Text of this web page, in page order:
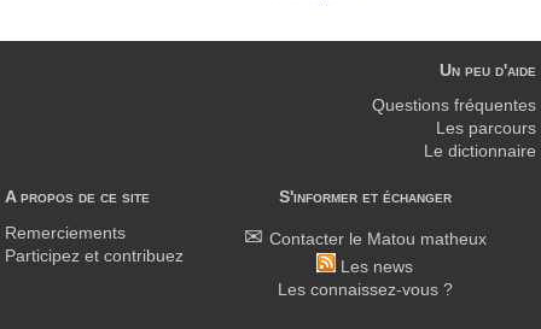
A propos de ce site
Remerciements
Participez et contribuez
S'informer et échanger
Contacter le Matou matheux
Les news
Les connaissez-vous ?
Un peu d'aide
Questions fréquentes
Les parcours
Le dictionnaire